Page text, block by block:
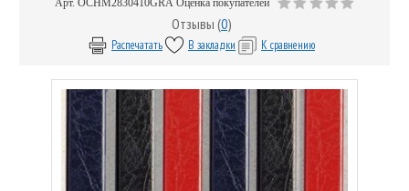
Арт. OCHM2830410GRA Оценка покупателей
Отзывы (0)
Распечатать В закладки К сравнению